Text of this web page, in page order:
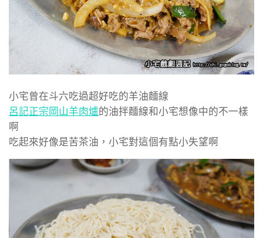
小宅曾在斗六吃過超好吃的羊油麵線
呂記正宗岡山羊肉爐的油拌麵線和小宅想像中的不一樣
啊
吃起來好像是苦茶油，小宅對這個有點小失望啊